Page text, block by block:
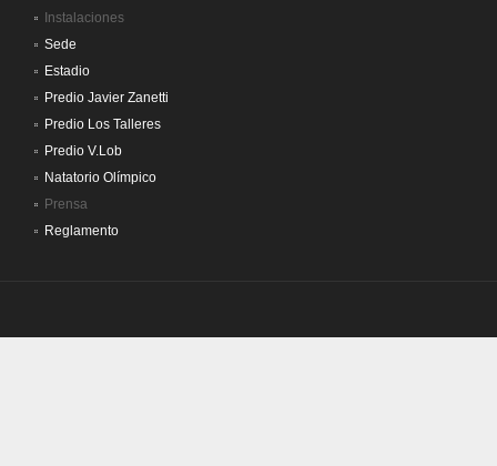
Instalaciones
Sede
Estadio
Predio Javier Zanetti
Predio Los Talleres
Predio V.Lob
Natatorio Olímpico
Prensa
Reglamento